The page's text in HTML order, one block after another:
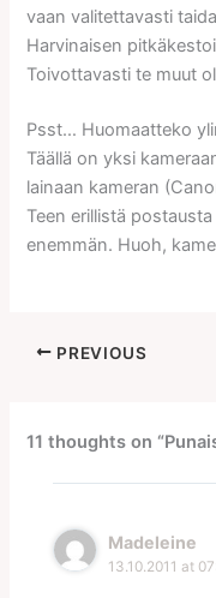
vaan valitettavasti
Harvinaisen
Toivottavasti te muut
Psst… Huomaatteko
Täällä on yksi
lainaan kameran
Teen erillistä
enemmän. Huoh,
PREVIOUS
11 thoughts on
Madeleine
13.10.2011 at